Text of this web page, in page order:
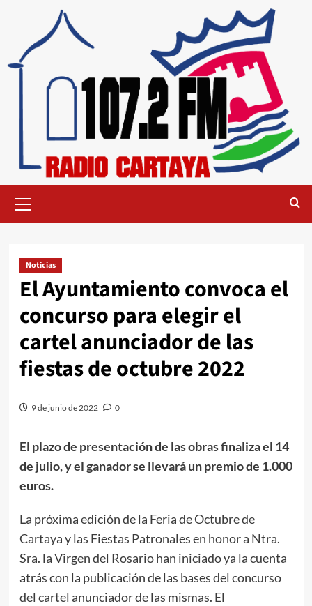
Noticias
El Ayuntamiento convoca el
concurso para elegir el
cartel anunciador de las
fiestas de octubre 2022
9 de junio de 2022 0
El plazo de presentación de las obras finaliza el 14
de julio, y el ganador se llevará un premio de 1.000
euros.
La próxima edición de la Feria de Octubre de
Cartaya y las Fiestas Patronales en honor a Ntra.
Sra. la Virgen del Rosario han iniciado ya la cuenta
atrás con la publicación de las bases del concurso
del cartel anunciador de las mismas. El